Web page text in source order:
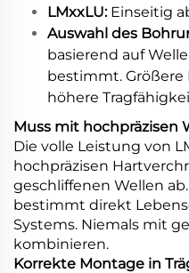
LMxxLU: Einseitig
Auswahl des
basierend auf
bestimmt.
höhere
Muss mit hochpräzisen
Die volle Leistung von
hochpräzisen
geschliffenen Wellen
bestimmt direkt
Systems. Niemals mit
kombinieren.
Korrekte Montage in